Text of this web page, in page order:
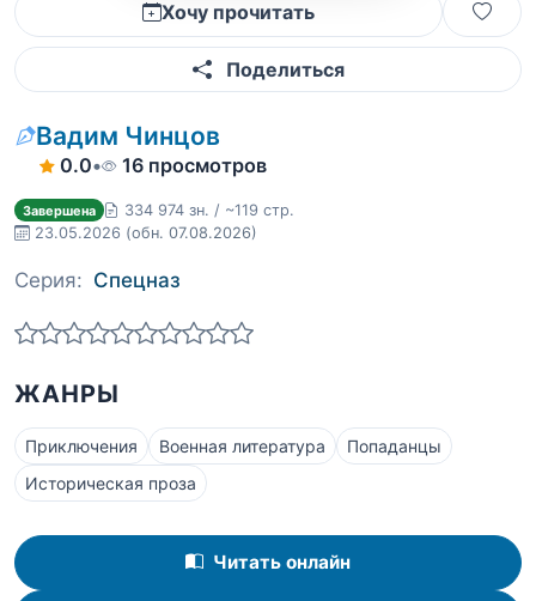
Хочу прочитать
Поделиться
Вадим Чинцов
0.0• 16 просмотров
Завершена
334 974 зн. / ~119 стр.
23.05.2026 (обн. 07.08.2026)
Серия: Спецназ
ЖАНРЫ
Приключения Военная литература
Попаданцы
Историческая проза
Читать онлайн